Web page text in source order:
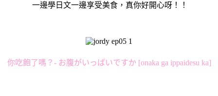
一邊學日文一邊享受美食，真你好開心呀！！
你吃飽了嗎？- お腹がいっぱいですか [onaka ga ippaidesu ka]